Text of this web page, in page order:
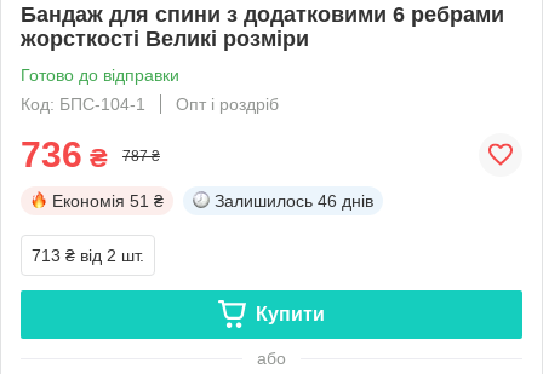
Бандаж для спини з додатковими 6 ребрами
жорсткості Великі розміри
Готово до відправки
Код: БПС-104-1
Опт і роздріб
736 ₴ 787 ₴
Економія 51 ₴ Залишилось 46 днів
713 ₴ від 2 шт.
Купити
або